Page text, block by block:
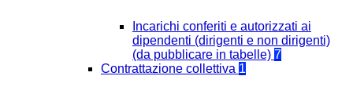
Incarichi conferiti e autorizzati ai
dipendenti (dirigenti e non dirigenti)
(da pubblicare in tabelle) 7
Contrattazione collettiva 1